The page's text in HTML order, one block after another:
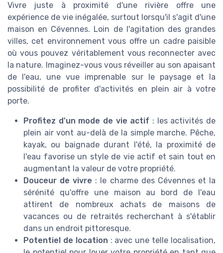
Vivre juste à proximité d'une rivière offre une
expérience de vie inégalée, surtout lorsqu'il s'agit d'une
maison en Cévennes. Loin de l'agitation des grandes
villes, cet environnement vous offre un cadre paisible
où vous pouvez véritablement vous reconnecter avec
la nature. Imaginez-vous vous réveiller au son apaisant
de l'eau, une vue imprenable sur le paysage et la
possibilité de profiter d'activités en plein air à votre
porte.
Profitez d'un mode de vie actif : les activités de
plein air vont au-delà de la simple marche. Pêche,
kayak, ou baignade durant l'été, la proximité de
l'eau favorise un style de vie actif et sain tout en
augmentant la valeur de votre propriété.
Douceur de vivre : le charme des Cévennes et la
sérénité qu'offre une maison au bord de l'eau
attirent de nombreux achats de maisons de
vacances ou de retraités recherchant à s'établir
dans un endroit pittoresque.
Potentiel de location : avec une telle localisation,